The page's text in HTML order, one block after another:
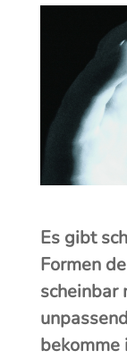
Es gibt
Formen
scheinbar
bekomme